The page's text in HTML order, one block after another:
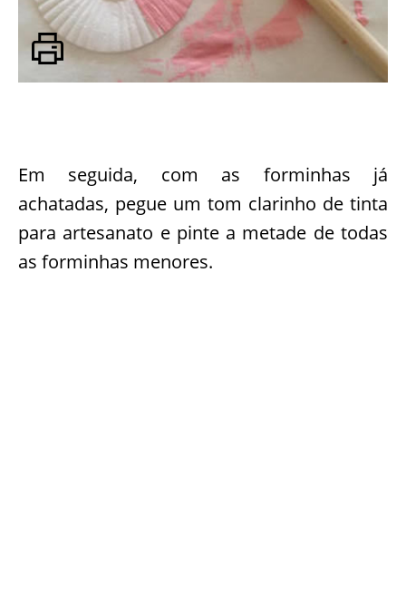
Em seguida, com as forminhas já
achatadas, pegue um tom clarinho de tinta
para artesanato e pinte a metade de todas
as forminhas menores.